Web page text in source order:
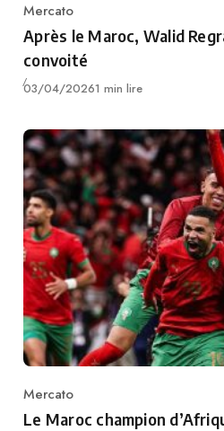
Category
Mercato
Après le Maroc, Walid
convoité
Publié
03/04/20261 min lire
Category
Mercato
Le Maroc champion